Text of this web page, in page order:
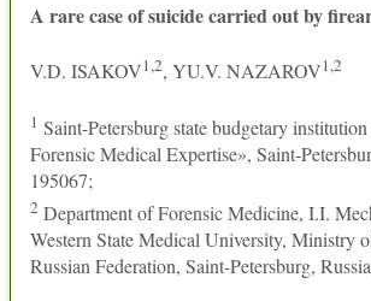
A rare case of suicide carried out by
V.D. ISAKOV1,2, YU.V. NAZAROV1,2
1 Saint-Petersburg state budgetary
Forensic Medical Expertise», Saint-
195067;
2 Department of Forensic Medicine, I.I.
Western State Medical University, Ministry
Russian Federation, Saint-Petersburg,